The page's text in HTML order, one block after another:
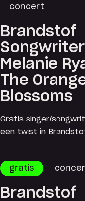
concert
Brandstof
Melanie
The
Blossoms
Gratis singer/
een twist in
gratis
Brandstof